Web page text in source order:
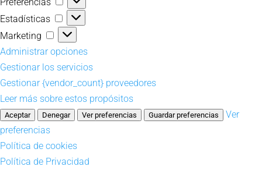
Estadísticas
Estadísticas
Marketing
Marketing
Administrar opciones
Gestionar los servicios
Gestionar {vendor_count} proveedores
Leer más sobre estos propósitos
Aceptar Denegar Ver preferencias Guardar preferencias
Ver
preferencias
Política de cookies
Política de Privacidad